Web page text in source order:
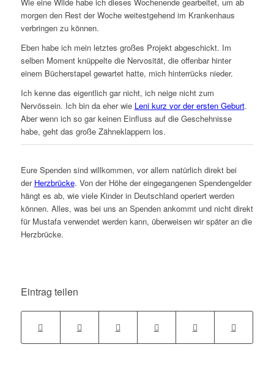
morgen den Rest der Woche weitestgehend im Krankenhaus
verbringen zu können.
Eben habe ich mein letztes großes Projekt abgeschickt. Im
selben Moment knüppelte die Nervosität, die offenbar hinter
einem Bücherstapel gewartet hatte, mich hinterrücks nieder.
Ich kenne das eigentlich gar nicht, ich neige nicht zum
Nervössein. Ich bin da eher wie Leni kurz vor der ersten Geburt.
Aber wenn ich so gar keinen Einfluss auf die Geschehnisse
habe, geht das große Zähneklappern los.
Eure Spenden sind willkommen, vor allem natürlich direkt bei
der Herzbrücke. Von der Höhe der eingegangenen Spendengelder
hängt es ab, wie viele Kinder in Deutschland operiert werden
können. Alles, was bei uns an Spenden ankommt und nicht direkt
für Mustafa verwendet werden kann, überweisen wir später an die
Herzbrücke.
Eintrag teilen